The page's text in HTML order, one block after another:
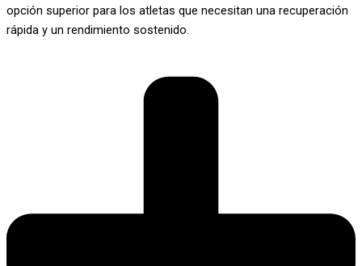
opción superior para los atletas que necesitan una recuperación
rápida y un rendimiento sostenido.